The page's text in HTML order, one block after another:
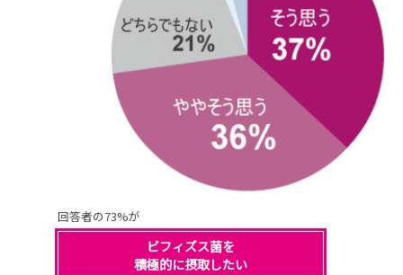
回答者の73%が
ビフィズス菌を
積極的に摂取したい